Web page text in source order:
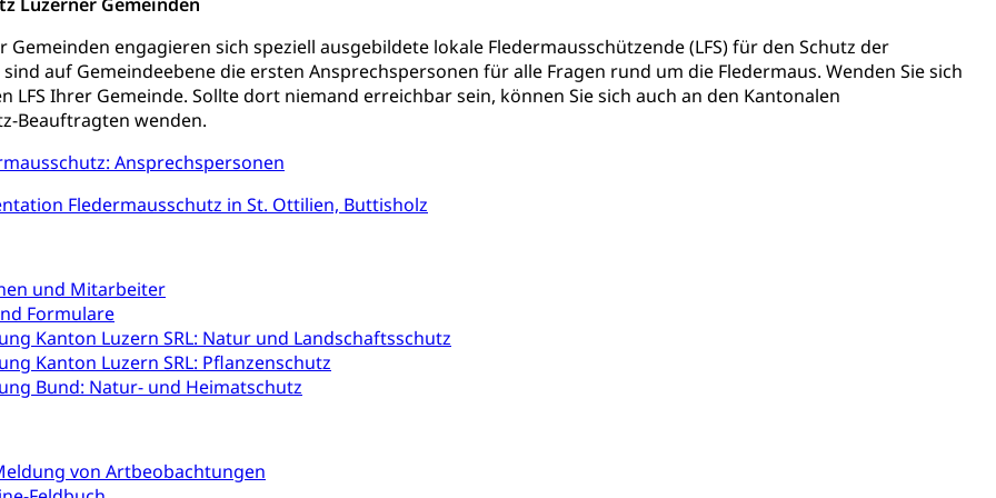
Gemeinden engagieren sich speziell ausgebildete lokale Fledermausschützende (LFS) für den Schutz der
sind auf Gemeindeebene die ersten Ansprechspersonen für alle Fragen rund um die Fledermaus. Wenden Sie sich
LFS Ihrer Gemeinde. Sollte dort niemand erreichbar sein, können Sie sich auch an den Kantonalen
Beauftragten wenden.
Ansprechspersonen
Fledermausschutz in St. Ottilien, Buttisholz
und Mitarbeiter
Formulare
Kanton Luzern SRL: Natur und Landschaftsschutz
Kanton Luzern SRL: Pflanzenschutz
Bund: Natur- und Heimatschutz
von Artbeobachtungen
(WAS Luzern) AHV-Hinterlassenenrente (WAS Luzern)
AHV-Beiträge (WAS Luzern)
AHV/IV
Ergänzungsleistungen (EL) (WAS Luzern)
AHV-Altersrente (WAS Luzern)
Luzern)
körperliche Behinderung, geistige Behinderung, psychische Behinderung, Erwerbsunfähigkeit, Behinderte
Menschen mit Behinderungen
Zentral- und Hochschulbibliothek
Bibliotheken
Kunst & Kultur (Luzern Tourismus)
Denkmalpflege, kulturelles Angebot, Kulturerbe, kulturelles Erbe, Nachwuchsförderung, Vermittlung, Selektive
Entwicklung, Programmbeiträge, Filmförderung, Regionale Förderfonds, Werkankäufe, Kunstankäufe, Kunst und Bau,